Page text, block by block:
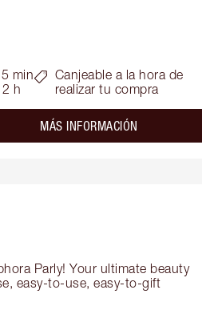
min
h
Canjeable a la hora de
realizar tu compra
MÁS INFORMACIÓN
Parly! Your ultimate beauty
easy-to-use, easy-to-gift